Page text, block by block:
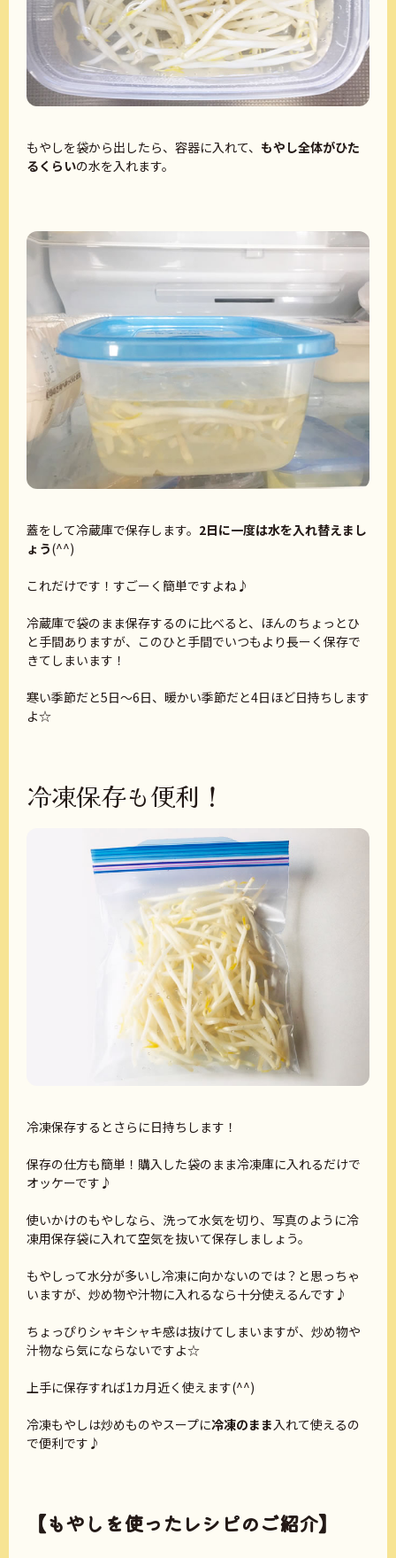
もやしを袋から出したら、容器に入れて、 もやし全体がひた
るくらいの水を入れます。
蓋をして冷蔵庫で保存します。 2日に一度は水を入れ替えまし
ょう(^^)
これだけです！すごーく簡単ですよね♪
冷蔵庫で袋のまま保存するのに比べると、ほんのちょっとひ
と手間ありますが、このひと手間でいつもより長ーく保存で
きてしまいます！
寒い季節だと5日〜6日、暖かい季節だと4日ほど日持ちします
よ☆
冷凍保存も便利！
冷凍保存するとさらに日持ちします！
保存の仕方も簡単！購入した袋のまま冷凍庫に入れるだけで
オッケーです♪
使いかけのもやしなら、洗って水気を切り、写真のように冷
凍用保存袋に入れて空気を抜いて保存しましょう。
もやしって水分が多いし冷凍に向かないのでは？と思っちゃ
いますが、炒め物や汁物に入れるなら十分使えるんです♪
ちょっぴりシャキシャキ感は抜けてしまいますが、炒め物や
汁物なら気にならないですよ☆
上手に保存すれば1カ月近く使えます(^^)
冷凍もやしは炒めものやスープに冷凍のまま入れて使えるの
で便利です♪
【もやしを使ったレシピのご紹介】